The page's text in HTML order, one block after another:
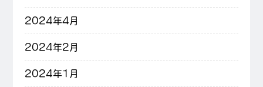
2024年4月
2024年2月
2024年1月